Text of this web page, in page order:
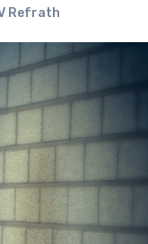
Refrath